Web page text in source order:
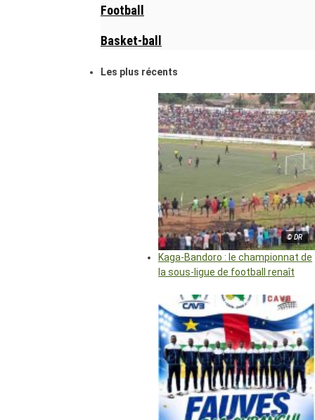
Football
Basket-ball
Les plus récents
© DR
Kaga-Bandoro : le championnat de
la sous-ligue de football renaît